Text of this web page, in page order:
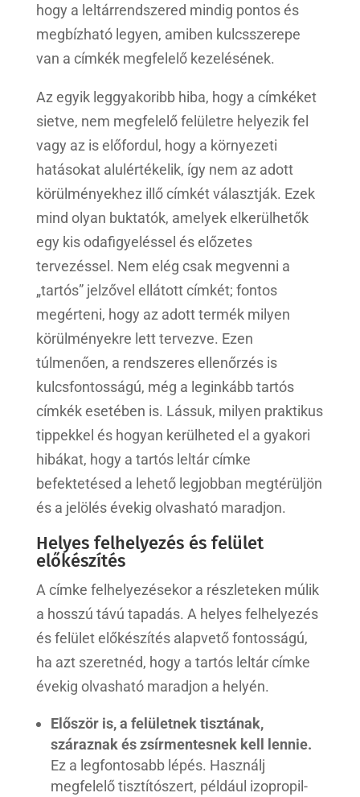
hogy a leltárrendszered mindig pontos és
megbízható legyen, amiben kulcsszerepe
van a címkék megfelelő kezelésének.
Az egyik leggyakoribb hiba, hogy a címkéket
sietve, nem megfelelő felületre helyezik fel
vagy az is előfordul, hogy a környezeti
hatásokat alulértékelik, így nem az adott
körülményekhez illő címkét választják. Ezek
mind olyan buktatók, amelyek elkerülhetők
egy kis odafigyeléssel és előzetes
tervezéssel. Nem elég csak megvenni a
„tartós” jelzővel ellátott címkét; fontos
megérteni, hogy az adott termék milyen
körülményekre lett tervezve. Ezen
túlmenően, a rendszeres ellenőrzés is
kulcsfontosságú, még a leginkább tartós
címkék esetében is. Lássuk, milyen praktikus
tippekkel és hogyan kerülheted el a gyakori
hibákat, hogy a tartós leltár címke
befektetésed a lehető legjobban megtérüljön
és a jelölés évekig olvasható maradjon.
Helyes felhelyezés és felület
előkészítés
A címke felhelyezésekor a részleteken múlik
a hosszú távú tapadás. A helyes felhelyezés
és felület előkészítés alapvető fontosságú,
ha azt szeretnéd, hogy a tartós leltár címke
évekig olvasható maradjon a helyén.
Először is, a felületnek tisztának,
száraznak és zsírmentesnek kell lennie.
Ez a legfontosabb lépés. Használj
megfelelő tisztítószert, például izopropil-